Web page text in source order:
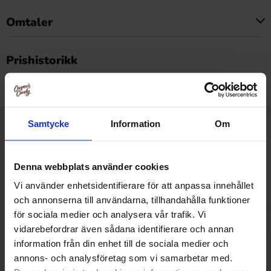
Samtycke Information Om
Denna webbplats använder cookies
Vi använder enhetsidentifierare för att anpassa innehållet
och annonserna till användarna, tillhandahålla funktioner
för sociala medier och analysera vår trafik. Vi
vidarebefordrar även sådana identifierare och annan
information från din enhet till de sociala medier och
annons- och analysföretag som vi samarbetar med.
Omtaler
Prishistorikk
Laveste pris de siste 30 dagene er 15.90 kr (2026-08-10)
Relaterte produkter